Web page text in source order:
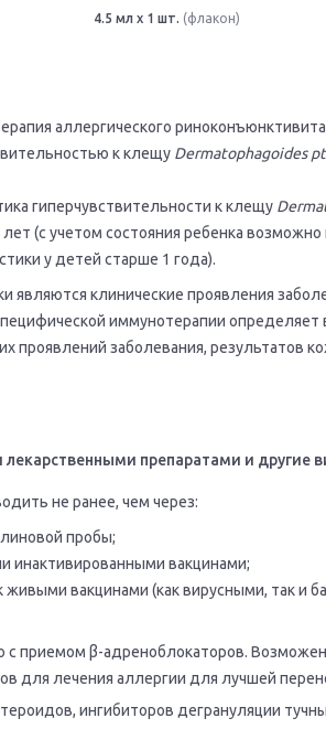
4.5 мл x 1 шт. (флакон)
аллергического
к клещу Dermatophagoides
гиперчувствительности к клещу
(с учетом состояния ребенка
у детей старше 1 года).
являются клинические проявления
иммунотерапии определяет
проявлений заболевания, результатов
препаратами и другие
не ранее, чем через:
пробы;
инактивированными вакцинами;
живыми вакцинами (как вирусными, так и
с приемом β-адреноблокаторов.
для лечения аллергии для лучшей
ингибиторов дегрануляции